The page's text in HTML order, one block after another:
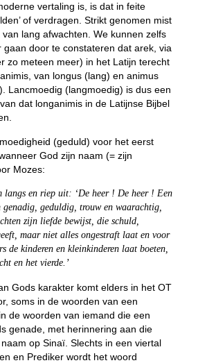
vertaling is, is dat in feite
of verdragen. Strikt genomen mist
lang afwachten. We kunnen zelfs
gaan door te constateren dat arek, via
zo meteen meer) in het Latijn terecht
, van longus(lang) en animus
Lancmoedig (langmoedig) is dus een
dat longanimisin de Latijnse Bijbel
(geduld) voor het eerst
God zijn naam (= zijn
Mozes:
langs en riep uit: ‘De heer! De heer! Een
genadig, geduldig, trouw en waarachtig,
zijn liefde bewijst, die schuld,
maar niet alles ongestraft laat en voor
de kinderen en kleinkinderen laat boeten,
en het vierde.’
Gods karakter komt elders in het OT
soms in de woorden van een
de woorden van iemand die een
genade, met herinnering aan die
op Sinaï. Slechts in een viertal
en Prediker wordt het woord